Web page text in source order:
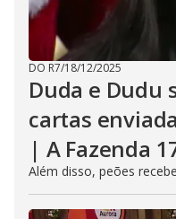
DO R7/18/12/2025
Duda e Dudu
cartas
| A Fazenda
Além disso, peões